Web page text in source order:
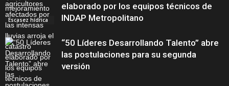
Escasez hídrica
elaborado por los equipos técnicos de
INDAP Metropolitano
“50 Líderes Desarrollando Talento” abre
las postulaciones para su segunda
versión